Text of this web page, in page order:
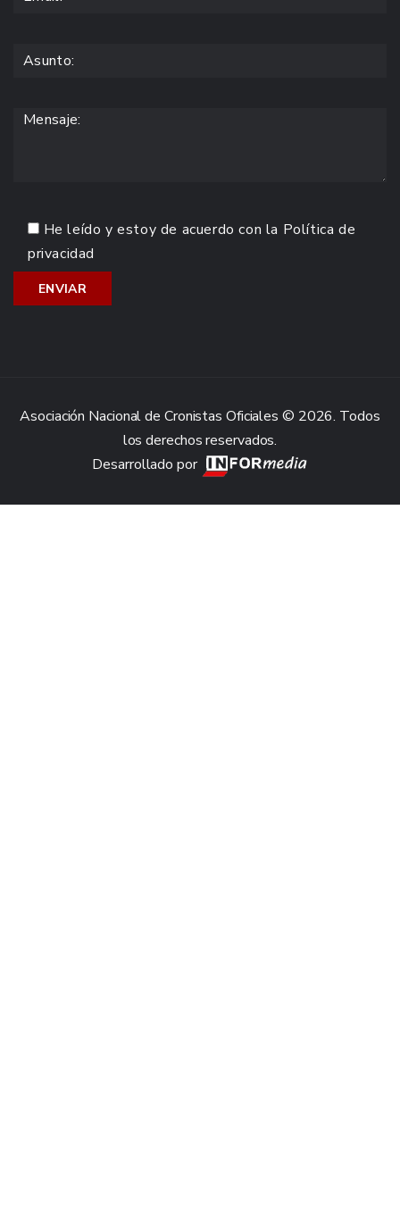
He leído y estoy de acuerdo con la Política de
privacidad
Asociación Nacional de Cronistas Oficiales © 2026. Todos
los derechos reservados.
Desarrollado por